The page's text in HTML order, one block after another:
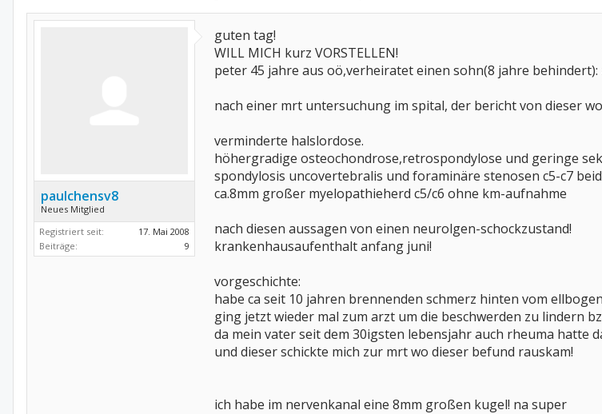
paulchensv8
Neues Mitglied
Registriert seit:
17. Mai 2008
Beiträge:
9
guten tag!
WILL MICH kurz VORSTELLEN!
peter 45 jahre aus oö,verheiratet einen sohn(8 jahre behindert):
nach einer mrt untersuchung im spital, der bericht von dieser
verminderte halslordose.
höhergradige osteochondrose,retrospondylose und geringe
spondylosis uncovertebralis und foraminäre stenosen c5-c7
ca.8mm großer myelopathieherd c5/c6 ohne km-aufnahme
nach diesen aussagen von einen neurolgen-schockzustand!
krankenhausaufenthalt anfang juni!
vorgeschichte:
habe ca seit 10 jahren brennenden schmerz hinten vom
ging jetzt wieder mal zum arzt um die beschwerden zu lindern
da mein vater seit dem 30igsten lebensjahr auch rheuma hatte
und dieser schickte mich zur mrt wo dieser befund rauskam!
ich habe im nervenkanal eine 8mm großen kugel! na super